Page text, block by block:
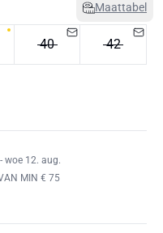
Maattabel
40 42
woe 12. aug.
MIN € 75